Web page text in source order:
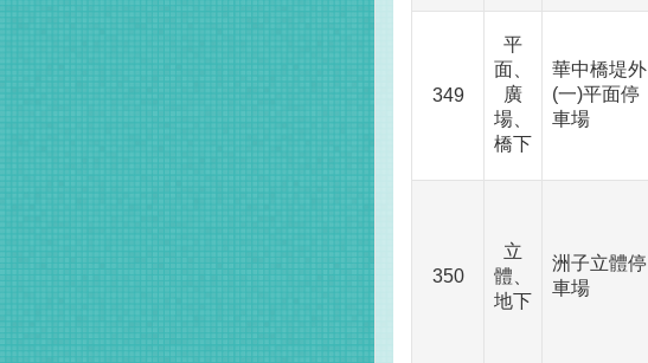
349
平
面、
廣
場、
橋下
華中橋堤外
(一)平面停
車場
350
立
體、
地下
洲子立體停
車場